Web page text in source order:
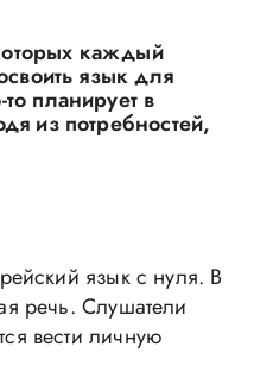
каждый
язык для
планирует в
из потребностей,
язык с нуля. В
речь. Слушатели
вести личную